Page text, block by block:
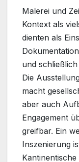
Malerei und
Kontext als
dienten als
und
Die
macht
aber auch
Engagement
greifbar. Ein
Inszenierung